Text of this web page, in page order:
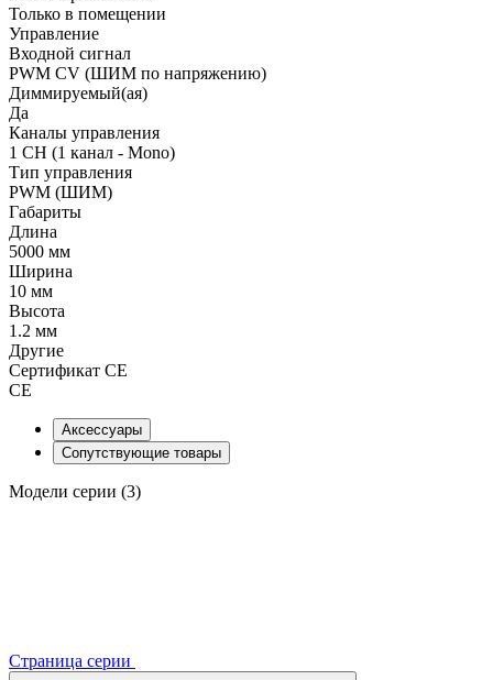
Только в помещении
Управление
Входной сигнал
PWM СV (ШИМ по напряжению)
Диммируемый(ая)
Да
Каналы управления
1 CH (1 канал - Mono)
Тип управления
PWM (ШИМ)
Габариты
Длина
5000 мм
Ширина
10 мм
Высота
1.2 мм
Другие
Сертификат CE
CE
Аксессуары
Сопутствующие товары
Модели серии (3)
Страница серии